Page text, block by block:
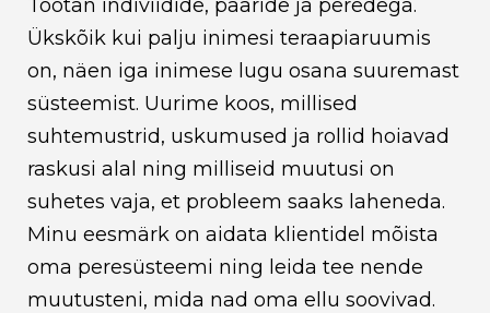
Töötan indiviidide, paaride ja peredega.
Ükskõik kui palju inimesi teraapiaruumis
on, näen iga inimese lugu osana suuremast
süsteemist. Uurime koos, millised
suhtemustrid, uskumused ja rollid hoiavad
raskusi alal ning milliseid muutusi on
suhetes vaja, et probleem saaks laheneda.
Minu eesmärk on aidata klientidel mõista
oma peresüsteemi ning leida tee nende
muutusteni, mida nad oma ellu soovivad.